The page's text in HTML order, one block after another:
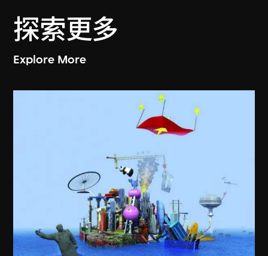
探索更多
Explore More